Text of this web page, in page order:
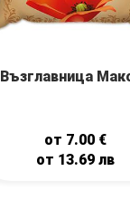
Възглавница
от 7.00 €
от 13.69 лв